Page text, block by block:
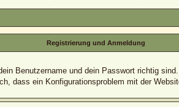
Registrierung und Anmeldung
Benutzername und dein Passwort richtig
dass ein Konfigurationsproblem mit der